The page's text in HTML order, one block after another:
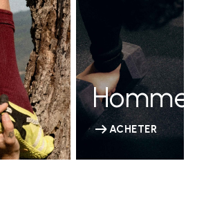
Homme
ACHETER